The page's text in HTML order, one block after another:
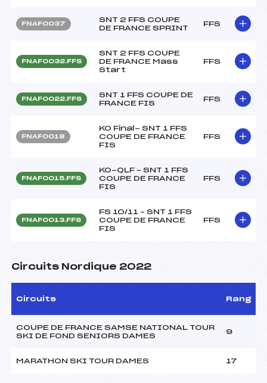
FNAF0037
SNT 2 FFS COUPE
DE FRANCE SPRINT
FFS
FNAF0032.FFS
SNT 2 FFS COUPE
DE FRANCE Mass
Start
FFS
FNAF0022.FFS
SNT 1 FFS COUPE DE
FRANCE FIS
FFS
FNAF0018
KO Final- SNT 1 FFS
COUPE DE FRANCE
FIS
FFS
FNAF0015.FFS
KO-QLF – SNT 1 FFS
COUPE DE FRANCE
FIS
FFS
FNAF0013.FFS
FS 10/11 – SNT 1 FFS
COUPE DE FRANCE
FIS
FFS
Circuits Nordique 2022
Circuits Rang
COUPE DE FRANCE SAMSE NATIONAL TOUR
SKI DE FOND SENIORS DAMES
9
MARATHON SKI TOUR DAMES 17